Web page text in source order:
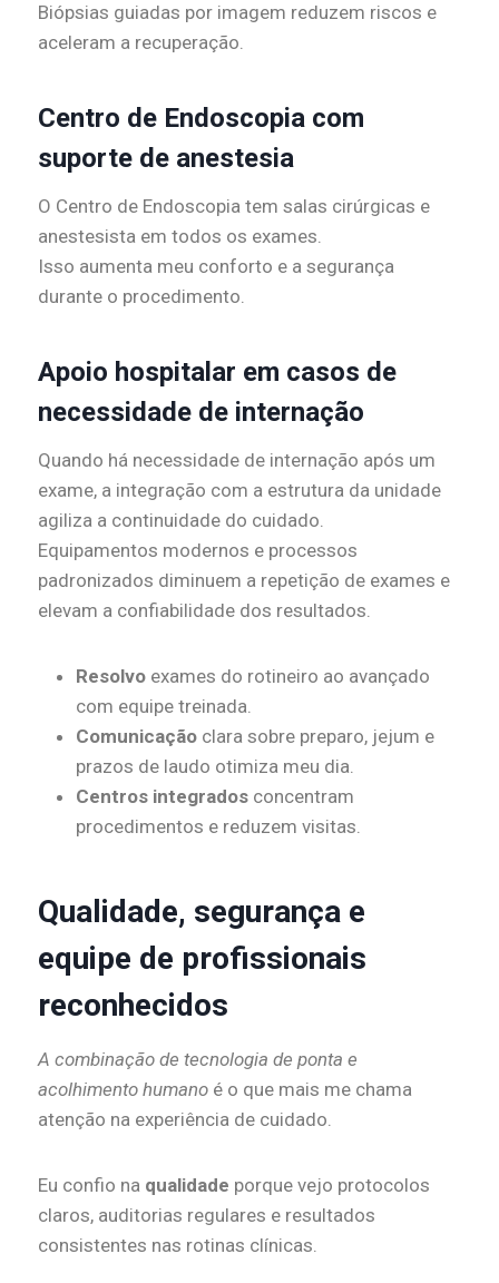
Biópsias guiadas por imagem reduzem riscos e
aceleram a recuperação.
Centro de Endoscopia com
suporte de anestesia
O Centro de Endoscopia tem salas cirúrgicas e
anestesista em todos os exames.
Isso aumenta meu conforto e a segurança
durante o procedimento.
Apoio hospitalar em casos de
necessidade de internação
Quando há necessidade de internação após um
exame, a integração com a estrutura da unidade
agiliza a continuidade do cuidado.
Equipamentos modernos e processos
padronizados diminuem a repetição de exames e
elevam a confiabilidade dos resultados.
Resolvo exames do rotineiro ao avançado
com equipe treinada.
Comunicação clara sobre preparo, jejum e
prazos de laudo otimiza meu dia.
Centros integrados concentram
procedimentos e reduzem visitas.
Qualidade, segurança e
equipe de profissionais
reconhecidos
A combinação de tecnologia de ponta e
acolhimento humano é o que mais me chama
atenção na experiência de cuidado.
Eu confio na qualidade porque vejo protocolos
claros, auditorias regulares e resultados
consistentes nas rotinas clínicas.